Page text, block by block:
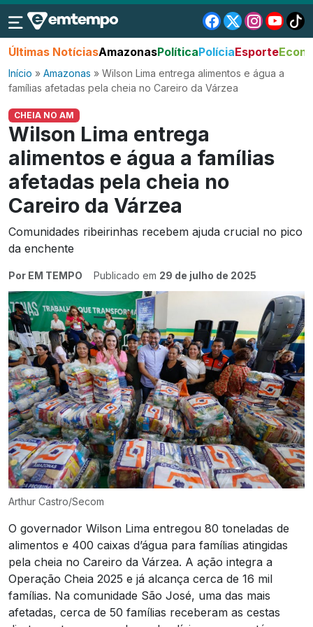
Últimas NotíciasAmazonasPolíticaPolíciaEsporte
Início » Amazonas » Wilson Lima entrega alimentos e água a
famílias afetadas pela cheia no Careiro da Várzea
CHEIA NO AM
Wilson Lima entrega
alimentos e água a famílias
afetadas pela cheia no
Careiro da Várzea
Comunidades ribeirinhas recebem ajuda crucial no pico
da enchente
Por EM TEMPO Publicado em 29 de julho de 2025
Arthur Castro/Secom
O governador Wilson Lima entregou 80 toneladas de
alimentos e 400 caixas d’água para famílias atingidas
pela cheia no Careiro da Várzea. A ação integra a
Operação Cheia 2025 e já alcança cerca de 16 mil
famílias. Na comunidade São José, uma das mais
afetadas, cerca de 50 famílias receberam as cestas